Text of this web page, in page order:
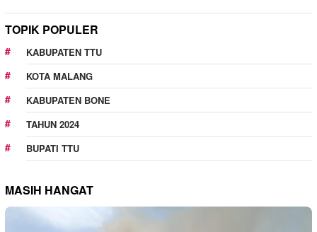
TOPIK POPULER
KABUPATEN TTU
KOTA MALANG
KABUPATEN BONE
TAHUN 2024
BUPATI TTU
MASIH HANGAT